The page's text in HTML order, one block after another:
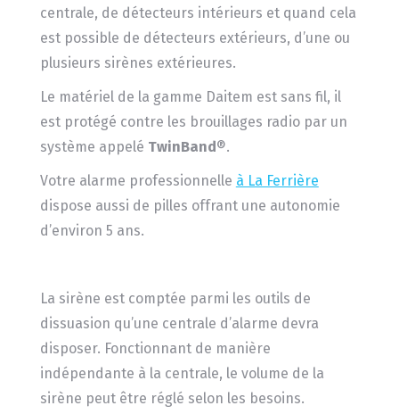
centrale, de détecteurs intérieurs et quand cela
est possible de détecteurs extérieurs, d’une ou
plusieurs sirènes extérieures.
Le matériel de la gamme Daitem est sans fil, il
est protégé contre les brouillages radio par un
système appelé TwinBand®.
Votre alarme professionnelle à La Ferrière
dispose aussi de pilles offrant une autonomie
d’environ 5 ans.
La sirène est comptée parmi les outils de
dissuasion qu’une centrale d’alarme devra
disposer. Fonctionnant de manière
indépendante à la centrale, le volume de la
sirène peut être réglé selon les besoins.